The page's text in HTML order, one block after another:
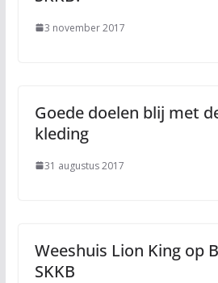
3 november 2017
Goede doelen blij met
kleding
31 augustus 2017
Weeshuis Lion King op
SKKB